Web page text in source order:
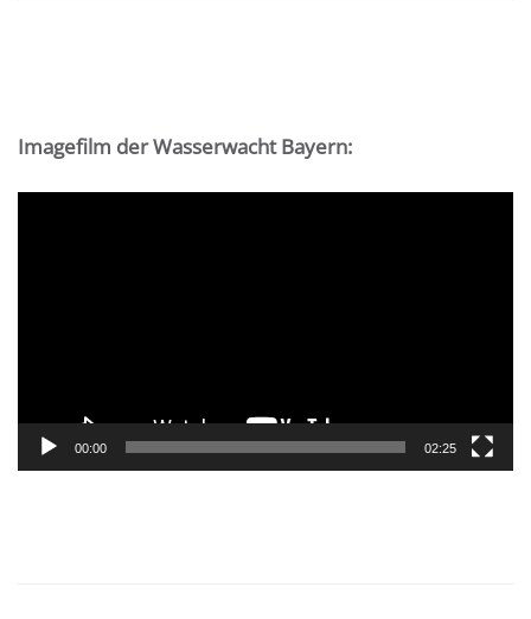
Imagefilm der Wasserwacht Bayern:
00:00 02:25